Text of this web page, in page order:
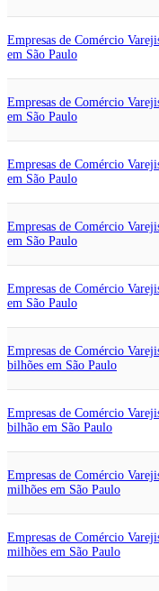
Empresas de Comércio
em São Paulo
Empresas de Comércio
em São Paulo
Empresas de Comércio
em São Paulo
Empresas de Comércio
em São Paulo
Empresas de Comércio
em São Paulo
Empresas de Comércio
bilhões em São Paulo
Empresas de Comércio
bilhão em São Paulo
Empresas de Comércio
milhões em São Paulo
Empresas de Comércio
milhões em São Paulo